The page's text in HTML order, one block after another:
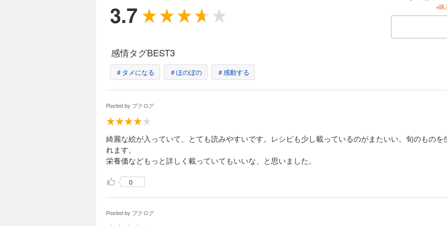
3.7 ※購
感情タグBEST3
＃タメになる ＃ほのぼの ＃感動する
Posted by ブクログ
綺麗な絵が入っていて、とても読みやすいです。レシピも少し載っているのがまたいい。旬のものを
れます。
栄養価などもっと詳しく載っていてもいいな、と思いました。
0
Posted by ブクログ